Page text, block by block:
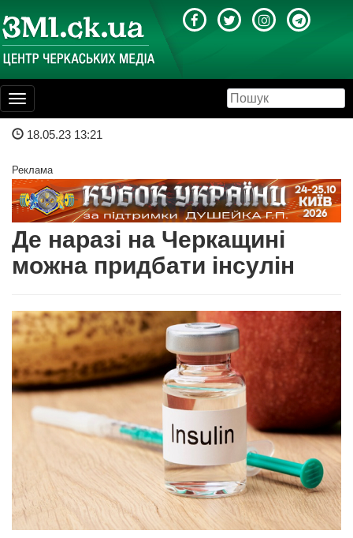
Toggle
navigation
18.05.23 13:21
Реклама
Де наразі на Черкащині
можна придбати інсулін